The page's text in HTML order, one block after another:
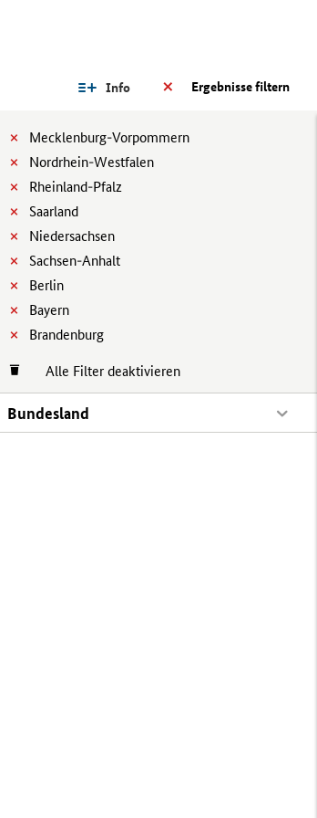
Ergebnisse filtern
Info
Mecklenburg-Vorpommern
Nordrhein-Westfalen
Rheinland-Pfalz
Saarland
Niedersachsen
Sachsen-Anhalt
Berlin
Bayern
Brandenburg
Alle Filter deaktivieren
Bundesland